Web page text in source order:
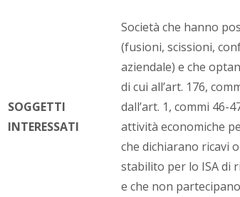
SOGGETTI
INTERESSATI
Società che hanno
(fusioni, scissioni,
aziendale) e che
di cui all’art. 176,
dall’art. 1, commi 46-
attività economiche
che dichiarano ricavi
stabilito per lo ISA di
e che non